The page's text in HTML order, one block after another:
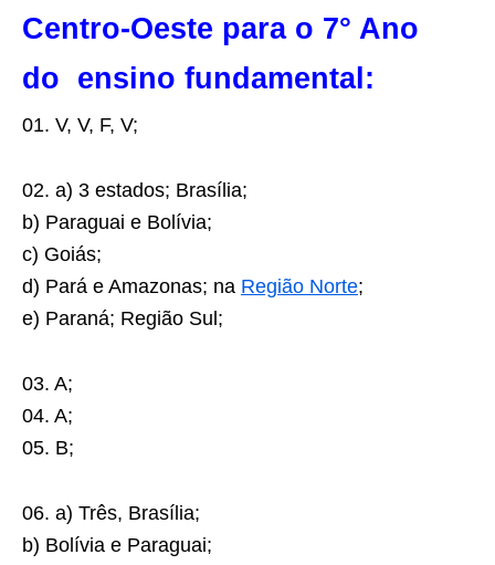
Centro-Oeste para o 7° Ano
do ensino fundamental:
01. V, V, F, V;
02. a) 3 estados; Brasília;
b) Paraguai e Bolívia;
c) Goiás;
d) Pará e Amazonas; na Região Norte;
e) Paraná; Região Sul;
03. A;
04. A;
05. B;
06. a) Três, Brasília;
b) Bolívia e Paraguai;